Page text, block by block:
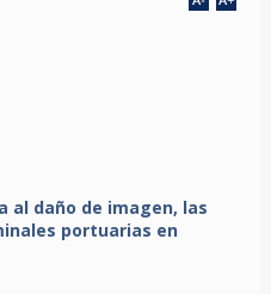
al daño de imagen, las
portuarias en